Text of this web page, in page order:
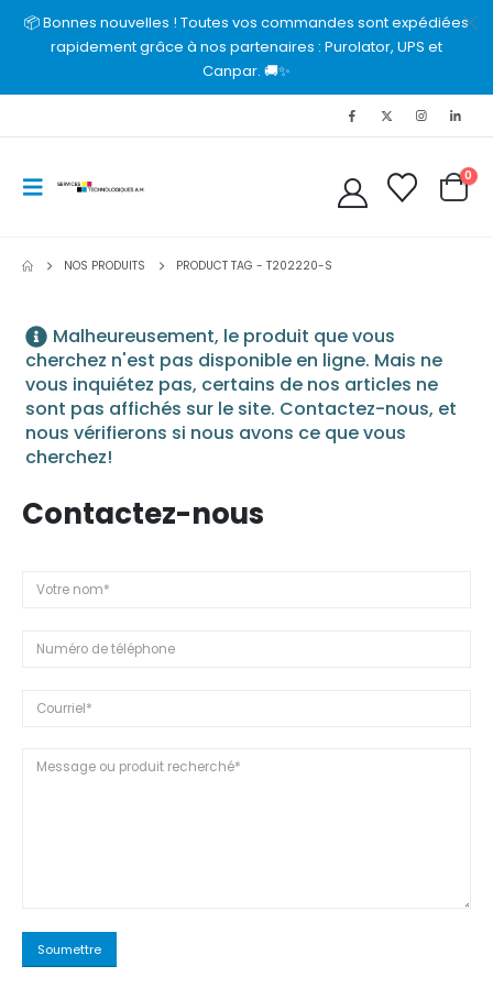
📦 Bonnes nouvelles ! Toutes vos commandes sont expédiées
rapidement grâce à nos partenaires : Purolator, UPS et
Canpar. 🚚✨
0
NOS PRODUITS PRODUCT TAG -T202220-S
Malheureusement, le produit que vous
cherchez n'est pas disponible en ligne. Mais ne
vous inquiétez pas, certains de nos articles ne
sont pas affichés sur le site. Contactez-nous, et
nous vérifierons si nous avons ce que vous
cherchez!
Contactez-nous